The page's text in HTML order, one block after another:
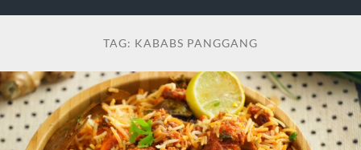
TAG: KABABS PANGGANG